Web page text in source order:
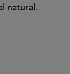
natural.